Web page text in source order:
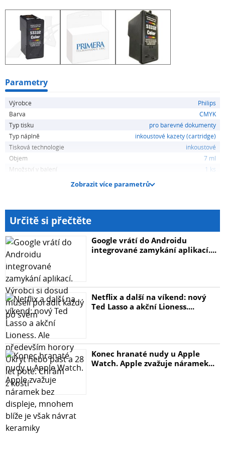
Parametry
Výrobce
Philips
Barva
CMYK
Typ tisku
pro barevné dokumenty
Typ náplně
inkoustové kazety (cartridge)
Tisková technologie
inkoustové
Objem
7 ml
Množství v balení
1 ks
Zobrazit více parametrů
Určitě si přečtěte
Google vrátí do Androidu
integrované zamykání aplikací....
Netflix a další na víkend: nový
Ted Lasso a akční Lioness....
Konec hranaté nudy u Apple
Watch. Apple zvažuje náramek...